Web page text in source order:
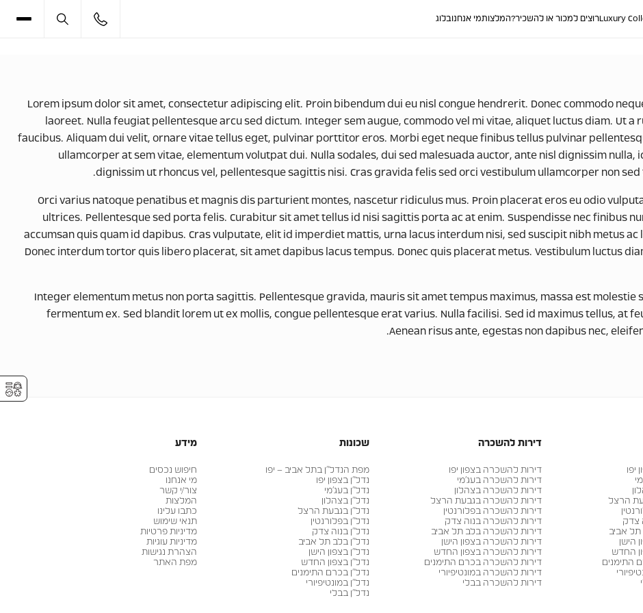
Luxuryרוצים למכור או להשכיר?המלצותמי אנחנובלוג
Lorem ipsum dolor sit amet, consectetur adipiscing elit. Proin bibendum dui eu nisl congue hendrerit. Donec commodo
laoreet. Nulla feugiat pellentesque arcu sed dictum. Integer sem augue, commodo vel mi vitae, aliquet luctus diam. Ut
faucibus. Aliquam dui velit, ornare vitae tellus eget, pulvinar porttitor eros. Morbi eget neque finibus tellus pulvinar
ullamcorper at sem vitae, elementum volutpat dui. Nulla sodales, dui sed malesuada auctor, ante nisl dignissim nulla,
dignissim ut rhoncus vel, pellentesque sagittis nisi. Cras gravida felis sed orci vestibulum ullamcorper non
Orci varius natoque penatibus et magnis dis parturient montes, nascetur ridiculus mus. Proin placerat eros eu odio
ultrices. Pellentesque sed porta felis. Curabitur sit amet tellus id nisi sagittis porta ac at enim. Suspendisse nec finibus
accumsan quis quam id dapibus. Cras vulputate, elit id imperdiet mattis, urna lacus interdum nisi, sed suscipit nibh metus
Donec interdum tortor quis libero placerat, sit amet dapibus lacus tempus. Donec quis placerat metus. Vestibulum luctus
Integer elementum metus non porta sagittis. Pellentesque gravida, mauris sit amet tempus maximus, massa est molestie
fermentum ex. Sed blandit lorem ut ex mollis, congue pellentesque erat varius. Nulla facilisi. Sed id maximus tellus, at
Aenean risus ante, egestas non dapibus nec,
יפו
הרצל
צדק
תל אביב
הישן
החדש
התימנים
דירות להשכרה
דירות להשכרה בצפון יפו
דירות להשכרה בעג׳מי
דירות להשכרה בצהלון
דירות להשכרה בגבעת הרצל
דירות להשכרה בפלורנטין
דירות להשכרה בנוה צדק
דירות להשכרה בלב תל אביב
דירות להשכרה בצפון הישן
דירות להשכרה בצפון החדש
דירות להשכרה בכרם התימנים
דירות להשכרה במונטיפיורי
דירות להשכרה בבלי
שכונות
מפת הנדל״ן בתל אביב – יפו
נדל״ן בצפון יפו
נדל״ן בעג׳מי
נדל״ן בצהלון
נדל״ן בגבעת הרצל
נדל״ן בפלורנטין
נדל״ן בנוה צדק
נדל״ן בלב תל אביב
נדל״ן בצפון הישן
נדל״ן בצפון החדש
נדל״ן בכרם התימנים
נדל״ן במונטיפיורי
נדל״ן בבלי
מידע
חיפוש נכסים
מי אנחנו
צור/י קשר
המלצות
כתבו עלינו
תנאי שימוש
מדיניות פרטיות
מדיניות עוגיות
הצהרת נגישות
מפת האתר
⚥︎